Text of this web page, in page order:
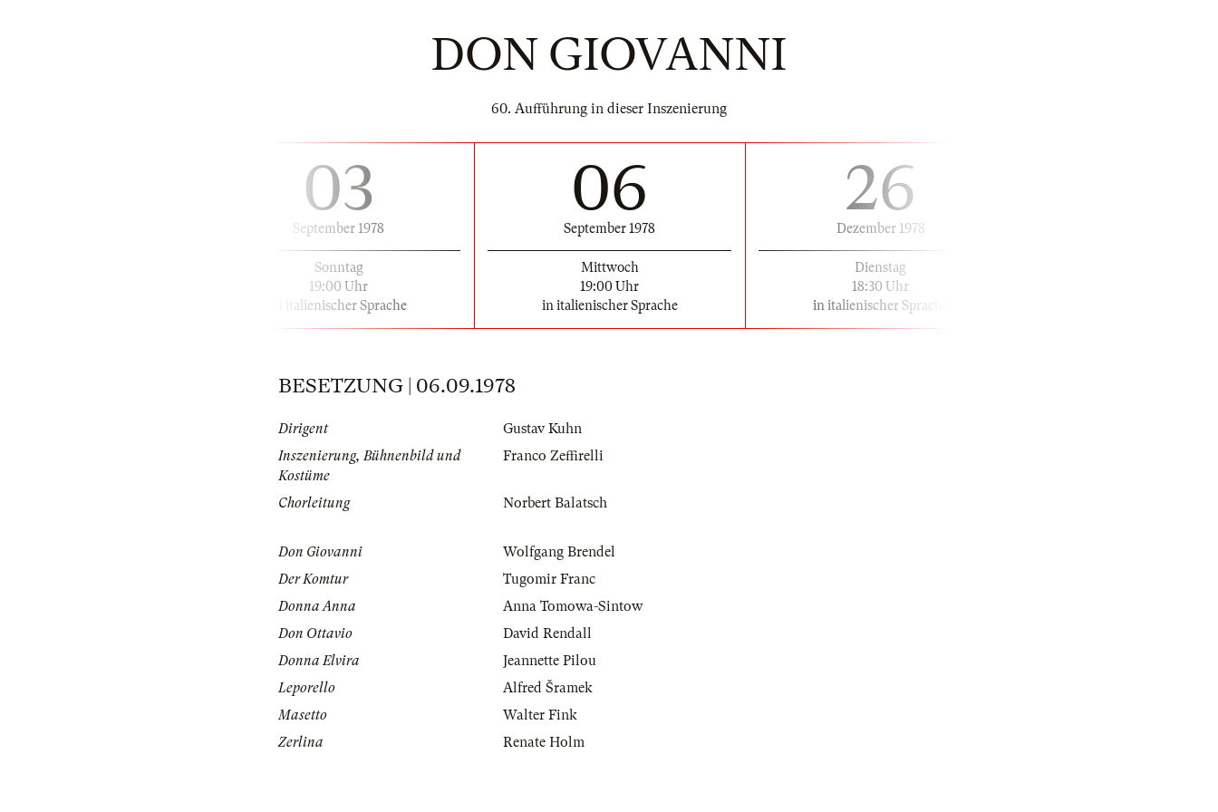
DON GIOVANNI
60. Aufführung in dieser Inszenierung
03
September 1978
Sonntag
19:00 Uhr
in italienischer Sprache
06
September 1978
Mittwoch
19:00 Uhr
in italienischer Sprache
26
Dezember 1978
Dienstag
18:30 Uhr
in italienischer Sprache
BESETZUNG | 06.09.1978
Dirigent
Gustav Kuhn
Inszenierung, Bühnenbild und
Kostüme
Franco Zeffirelli
Chorleitung Norbert Balatsch
Don Giovanni
Wolfgang Brendel
Der Komtur
Tugomir Franc
Donna Anna
Anna Tomowa-Sintow
Don Ottavio
David Rendall
Donna Elvira
Jeannette Pilou
Leporello
Alfred Šramek
Masetto
Walter Fink
Zerlina
Renate Holm